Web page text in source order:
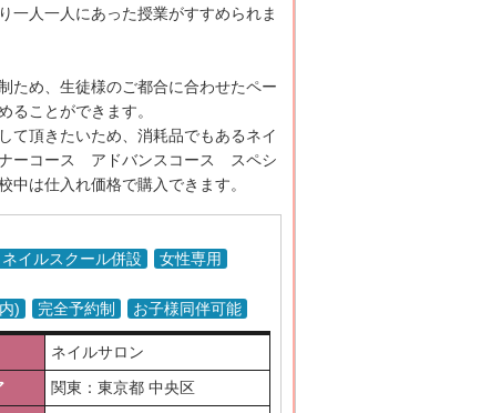
一人一人にあった授業がすすめられま
ため、生徒様のご都合に合わせたペー
ることができます。
て頂きたいため、消耗品でもあるネイ
ナーコース アドバンスコース スペシ
中は仕入れ価格で購入できます。
ネイルスクール併設
女性専用
)
完全予約制 お子様同伴可能
ネイルサロン
関東：東京都 中央区